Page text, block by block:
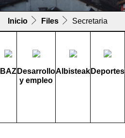
Inicio Files Secretaria
BAZ Desarrollo
y empleo
Albisteak Deportes